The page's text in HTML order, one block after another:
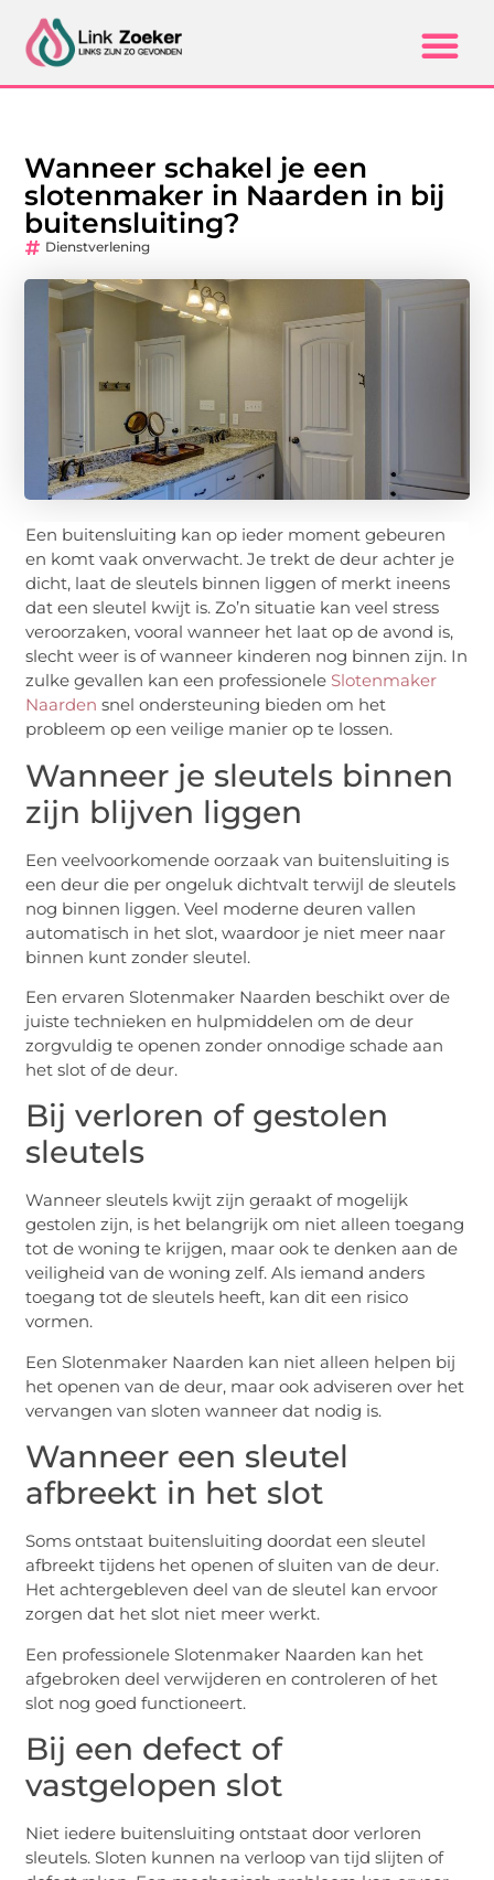
Wanneer schakel je een
slotenmaker in Naarden in bij
buitensluiting?
Dienstverlening
Een buitensluiting kan op ieder moment gebeuren
en komt vaak onverwacht. Je trekt de deur achter je
dicht, laat de sleutels binnen liggen of merkt ineens
dat een sleutel kwijt is. Zo’n situatie kan veel stress
veroorzaken, vooral wanneer het laat op de avond is,
slecht weer is of wanneer kinderen nog binnen zijn. In
zulke gevallen kan een professionele Slotenmaker
Naarden snel ondersteuning bieden om het
probleem op een veilige manier op te lossen.
Wanneer je sleutels binnen
zijn blijven liggen
Een veelvoorkomende oorzaak van buitensluiting is
een deur die per ongeluk dichtvalt terwijl de sleutels
nog binnen liggen. Veel moderne deuren vallen
automatisch in het slot, waardoor je niet meer naar
binnen kunt zonder sleutel.
Een ervaren Slotenmaker Naarden beschikt over de
juiste technieken en hulpmiddelen om de deur
zorgvuldig te openen zonder onnodige schade aan
het slot of de deur.
Bij verloren of gestolen
sleutels
Wanneer sleutels kwijt zijn geraakt of mogelijk
gestolen zijn, is het belangrijk om niet alleen toegang
tot de woning te krijgen, maar ook te denken aan de
veiligheid van de woning zelf. Als iemand anders
toegang tot de sleutels heeft, kan dit een risico
vormen.
Een Slotenmaker Naarden kan niet alleen helpen bij
het openen van de deur, maar ook adviseren over het
vervangen van sloten wanneer dat nodig is.
Wanneer een sleutel
afbreekt in het slot
Soms ontstaat buitensluiting doordat een sleutel
afbreekt tijdens het openen of sluiten van de deur.
Het achtergebleven deel van de sleutel kan ervoor
zorgen dat het slot niet meer werkt.
Een professionele Slotenmaker Naarden kan het
afgebroken deel verwijderen en controleren of het
slot nog goed functioneert.
Bij een defect of
vastgelopen slot
Niet iedere buitensluiting ontstaat door verloren
sleutels. Sloten kunnen na verloop van tijd slijten of